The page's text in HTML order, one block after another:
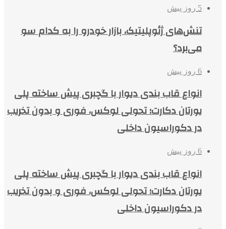
5 روز پیش
تنش‌های ژئوپلیتیک، بازار خودرو را به کدام سو
می‌برد؟
6 روز پیش
انواع قاب بندی دیوار با گچبری پیش ساخته پلی
یورتان دکارت؛ تحولی لوکس، فوری و بدون تخریب
در دکوراسیون داخلی
6 روز پیش
انواع قاب بندی دیوار با گچبری پیش ساخته پلی
یورتان دکارت؛ تحولی لوکس، فوری و بدون تخریب
در دکوراسیون داخلی